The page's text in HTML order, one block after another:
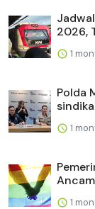
2026,
1
Polda
1
1